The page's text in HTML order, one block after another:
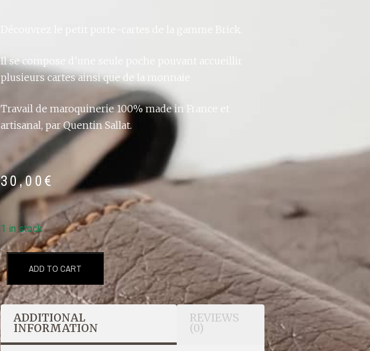
Découvrez le petit porte-cartes de la gamme Brick.
Il se compose d’une seule poche pouvant accueillir
plusieurs cartes ainsi que de la monnaie
Travail de maroquinerie 100% made in France et
artisanal, par Quentin Sallat.
30,00€
1 in stock
ADD TO CART
ADDITIONAL
INFORMATION
REVIEWS
(0)